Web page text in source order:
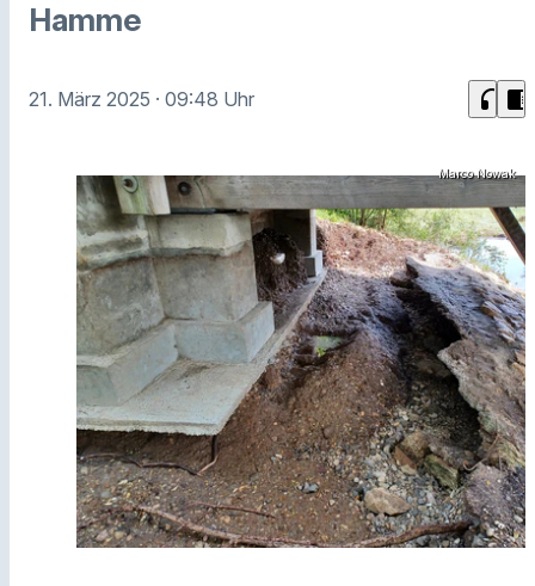
Hamme
21. März 2025 · 09:48 Uhr headphones chrome_reader_mode
Marco Nowak